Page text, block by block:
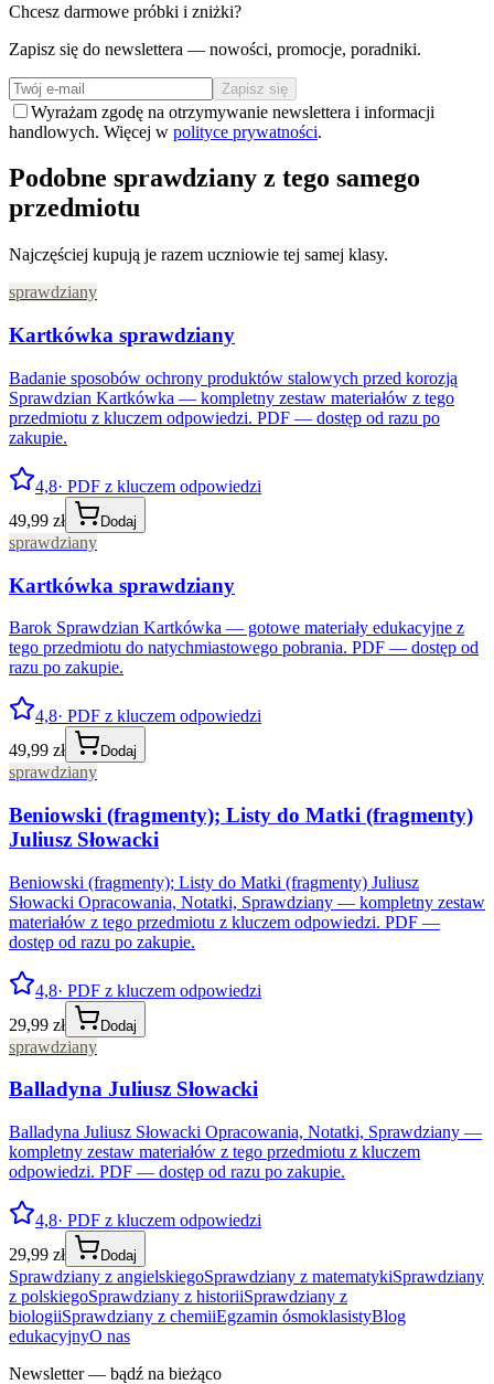
Chcesz darmowe próbki i zniżki?
Zapisz się do newslettera — nowości, promocje, poradniki.
Zapisz się
Wyrażam zgodę na otrzymywanie newslettera i informacji
handlowych. Więcej w polityce prywatności.
Podobne sprawdziany z tego samego
przedmiotu
Najczęściej kupują je razem uczniowie tej samej klasy.
sprawdziany
Kartkówka sprawdziany
Badanie sposobów ochrony produktów stalowych przed korozją
Sprawdzian Kartkówka — kompletny zestaw materiałów z tego
przedmiotu z kluczem odpowiedzi. PDF — dostęp od razu po
zakupie.
4,8· PDF z kluczem odpowiedzi
49,99 zł
Dodaj
sprawdziany
Kartkówka sprawdziany
Barok Sprawdzian Kartkówka — gotowe materiały edukacyjne z
tego przedmiotu do natychmiastowego pobrania. PDF — dostęp od
razu po zakupie.
4,8· PDF z kluczem odpowiedzi
49,99 zł
Dodaj
sprawdziany
Beniowski (fragmenty); Listy do Matki (fragmenty)
Juliusz Słowacki
Beniowski (fragmenty); Listy do Matki (fragmenty) Juliusz
Słowacki Opracowania, Notatki, Sprawdziany — kompletny zestaw
materiałów z tego przedmiotu z kluczem odpowiedzi. PDF —
dostęp od razu po zakupie.
4,8· PDF z kluczem odpowiedzi
29,99 zł
Dodaj
sprawdziany
Balladyna Juliusz Słowacki
Balladyna Juliusz Słowacki Opracowania, Notatki, Sprawdziany —
kompletny zestaw materiałów z tego przedmiotu z kluczem
odpowiedzi. PDF — dostęp od razu po zakupie.
4,8· PDF z kluczem odpowiedzi
29,99 zł
Dodaj
Sprawdziany z angielskiegoSprawdziany z matematykiSprawdziany
z polskiegoSprawdziany z historiiSprawdziany z
biologiiSprawdziany z chemiiEgzamin ósmoklasistyBlog
edukacyjnyO nas
Newsletter — bądź na bieżąco